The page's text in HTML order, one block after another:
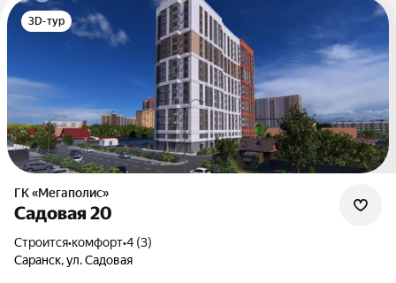
3D-тур
ГК «Мегаполис»
Садовая 20
Строится•комфорт•4 (3)
Саранск, ул. Садовая